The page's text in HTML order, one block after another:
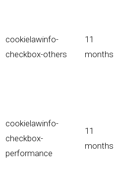
cookielawinfo-
checkbox-others
11
months
cookielawinfo-
checkbox-
performance
11
months